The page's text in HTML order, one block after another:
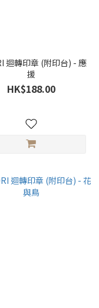
迴轉印章 (附印台) - 應
援
HK$188.00